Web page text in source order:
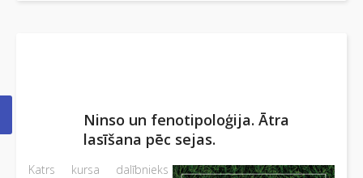
Ninso un fenotipoloģija. Ātra
lasīšana pēc sejas.
Katrs kursa dalībnieks